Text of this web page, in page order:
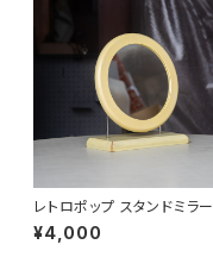
レトロポップ スタンドミラー
¥4,000